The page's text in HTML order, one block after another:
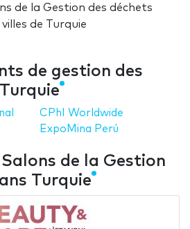
de la Gestion des déchets
de Turquie
de gestion des
CPhI Worldwide
ExpoMina Perú
de la Gestion
Turquie